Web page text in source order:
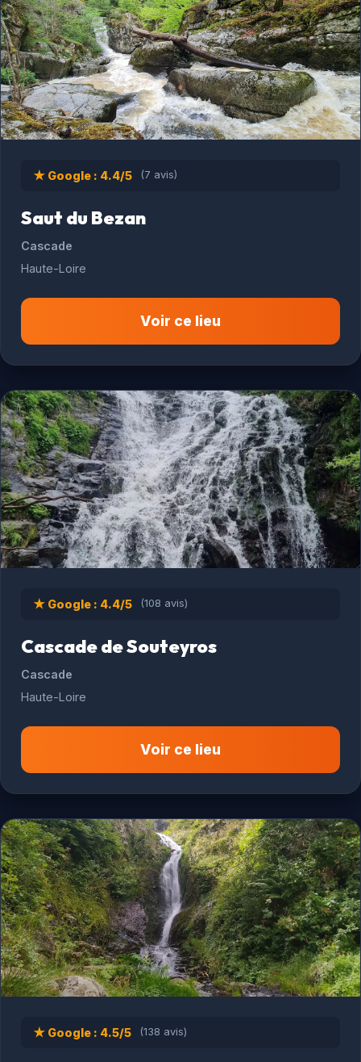
★ Google : 4.4/5 (7 avis)
Saut du Bezan
Cascade
Haute-Loire
Voir ce lieu
★ Google : 4.4/5 (108 avis)
Cascade de Souteyros
Cascade
Haute-Loire
Voir ce lieu
★ Google : 4.5/5 (138 avis)